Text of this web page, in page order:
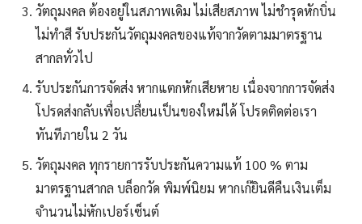
วัตถุมงคล ต้องอยู่ในสภาพเดิม ไม่เสียสภาพ ไม่ชำรุดหักบิ่น
ไม่ทำสี รับประกันวัตถุมงคลของแท้จากวัดตามมาตรฐาน
สากลทั่วไป
รับประกันการจัดส่ง หากแตกหักเสียหาย เนื่องจากการจัดส่ง
โปรดส่งกลับเพื่อเปลื่ยนเป็นของใหม่ได้ โปรดติดต่อเรา
ทันทีภายใน 2 วัน
วัตถุมงคล ทุกรายการรับประกันความแท้ 100 % ตาม
มาตรฐานสากล บล็อกวัด พิมพ์นิยม หากเก๊ยินดีคืนเงินเต็ม
จำนวนไม่หักเปอร์เซ็นต์